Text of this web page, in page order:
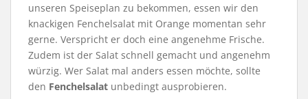
unseren Speiseplan zu bekommen, essen wir den
knackigen Fenchelsalat mit Orange momentan sehr
gerne. Verspricht er doch eine angenehme Frische.
Zudem ist der Salat schnell gemacht und angenehm
würzig. Wer Salat mal anders essen möchte, sollte
den Fenchelsalat unbedingt ausprobieren.